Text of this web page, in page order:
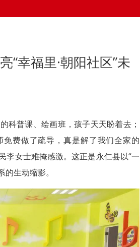
“幸福里·朝阳社区”未
科普课、绘画班，孩子天天盼着去；
费做了疏导，真是解了我们全家的
李女士难掩感激。这正是永仁县以“一
生动缩影。